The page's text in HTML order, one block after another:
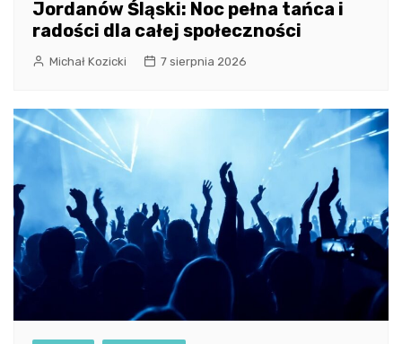
Jordanów Śląski: Noc pełna tańca i
radości dla całej społeczności
Michał Kozicki 7 sierpnia 2026